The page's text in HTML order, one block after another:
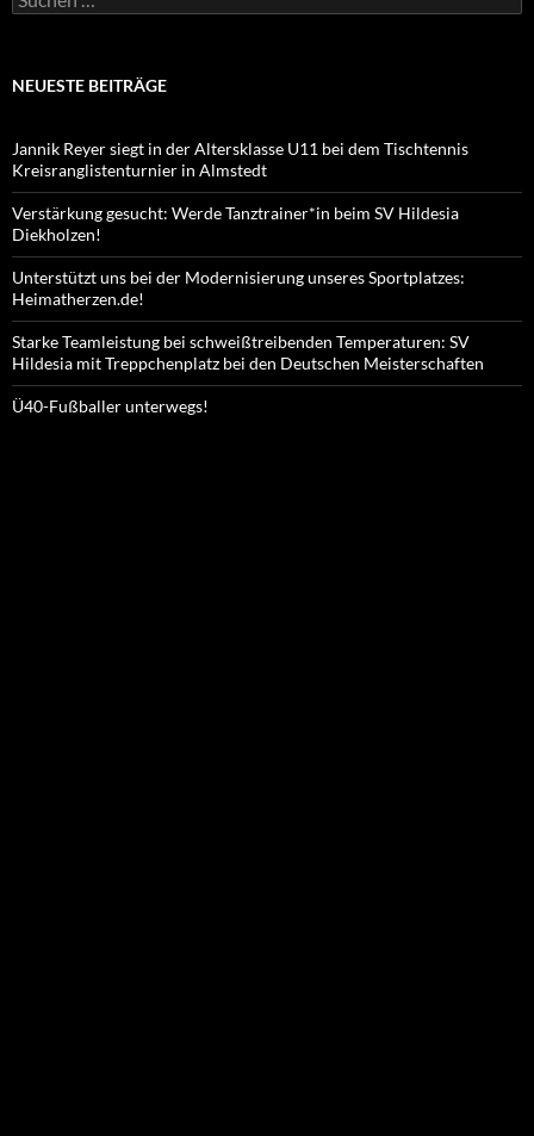
nach:
NEUESTE BEITRÄGE
Jannik Reyer siegt in der Altersklasse U11 bei dem Tischtennis
Kreisranglistenturnier in Almstedt
Verstärkung gesucht: Werde Tanztrainer*in beim SV Hildesia
Diekholzen!
Unterstützt uns bei der Modernisierung unseres Sportplatzes:
Heimatherzen.de!
Starke Teamleistung bei schweißtreibenden Temperaturen: SV
Hildesia mit Treppchenplatz bei den Deutschen Meisterschaften
Ü40-Fußballer unterwegs!